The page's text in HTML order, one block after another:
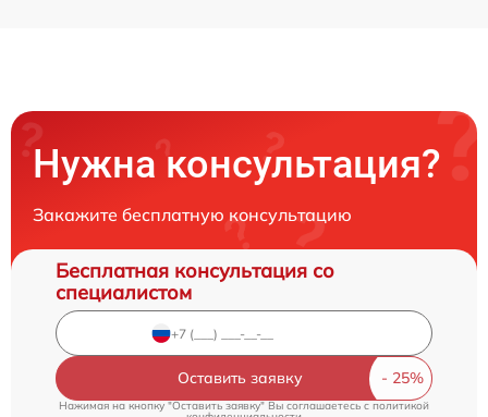
Нужна консультация?
Закажите бесплатную консультацию
Бесплатная консультация со
специалистом
Оставить заявку
Нажимая на кнопку "Оставить заявку" Вы соглашаетесь cполитикой